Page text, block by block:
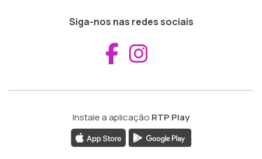
Siga-nos nas redes sociais
Aceder ao
Instale a aplicação RTP Play